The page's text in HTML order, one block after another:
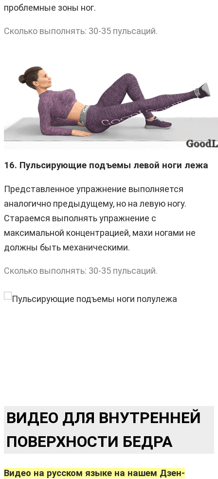
проблемные зоны ног.
Сколько выполнять: 30-35 пульсаций.
16. Пульсирующие подъемы левой ноги лежа
Представленное упражнение выполняется
аналогично предыдущему, но на левую ногу.
Стараемся выполнять упражнение с
максимальной концентрацией, махи ногами не
должны быть механическими.
Сколько выполнять: 30-35 пульсаций.
ВИДЕО ДЛЯ ВНУТРЕННЕЙ
ПОВЕРХНОСТИ БЕДРА
Видео на русском языке на нашем Дзен-